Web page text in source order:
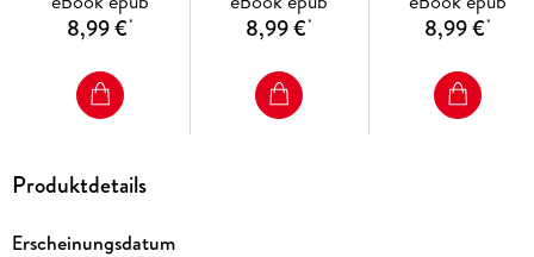
8,99 €* 8,99 €* 8,99 €*
Produktdetails
Erscheinungsdatum